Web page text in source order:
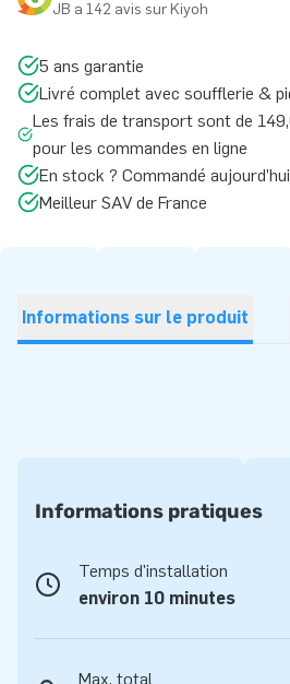
JB a 142 avis sur Kiyoh
5 ans garantie
Livré complet avec soufflerie &
Les frais de transport sont de
pour les commandes en ligne
En stock ? Commandé
Meilleur SAV de France
Informations sur le produit
Informations pratiques
Temps d'installation
environ 10 minutes
Max. total